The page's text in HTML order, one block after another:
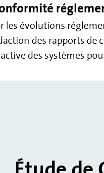
les évolutions
des rapports de
des systèmes